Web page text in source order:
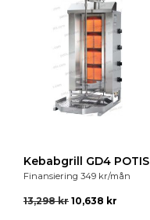
Kebabgrill GD4 POTIS
Finansiering 349 kr/mån
13,298kr 10,638 kr